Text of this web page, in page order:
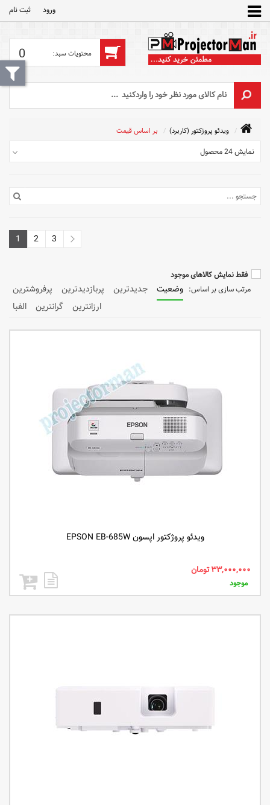
ورود ثبت‌ نام
0
ویدئو پروژکتور (کاربرد) بر اساس قیمت
نمایش 24 محصول
1 2 3
فقط نمایش کالاهای موجود
وضعیت جدیدترین پربازدیدترین
پرفروشترین
ارزانترین
گرانترین الفبا
ویدئو پروژکتور اپسون EPSON EB-685W
موجود